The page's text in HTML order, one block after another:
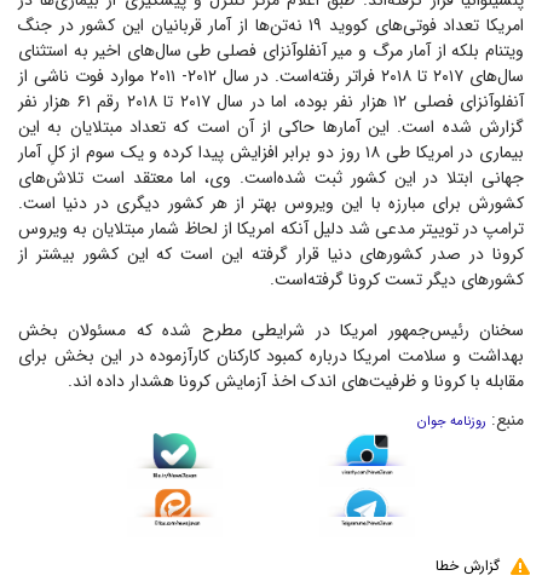
امریکا تعداد فوتی‌های کووید ۱۹ نه‌تن‌ها از آمار قربانیان این کشور در جنگ
ویتنام بلکه از آمار مرگ و میر آنفلوآنزای فصلی طی سال‌های اخیر به استثنای
سال‌های ۲۰۱۷ تا ۲۰۱۸ فراتر رفته‌است. در سال ۲۰۱۲- ۲۰۱۱ موارد فوت ناشی از
آنفلوآنزای فصلی ۱۲ هزار نفر بوده، اما در سال ۲۰۱۷ تا ۲۰۱۸ رقم ۶۱ هزار نفر
گزارش شده است. این آمار‌ها حاکی از آن است که تعداد مبتلایان به این
بیماری در امریکا طی ۱۸ روز دو برابر افزایش پیدا کرده و یک سوم از کلِ آمار
جهانی ابتلا در این کشور ثبت شده‌است. وی، اما معتقد است تلاش‌های
کشورش برای مبارزه با این ویروس بهتر از هر کشور دیگری در دنیا است.
ترامپ در توییتر مدعی شد دلیل آنکه امریکا از لحاظ شمار مبتلایان به ویروس
کرونا در صدر کشور‌های دنیا قرار گرفته این است که این کشور بیشتر از
کشور‌های دیگر تست کرونا گرفته‌است.
سخنان رئیس‌جمهور امریکا در شرایطی مطرح شده که مسئولان بخش
بهداشت و سلامت امریکا درباره کمبود کارکنان کارآزموده در این بخش برای
مقابله با کرونا و ظرفیت‌های اندک اخذ آزمایش کرونا هشدار داده اند.
منبع: روزنامه جوان
گزارش خطا